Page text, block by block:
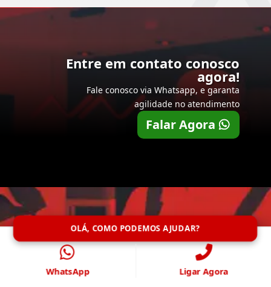
Entre em contato conosco
agora!
Fale conosco via Whatsapp, e garanta
agilidade no atendimento
Falar Agora
OLÁ, COMO PODEMOS AJUDAR?
WhatsApp Ligar Agora